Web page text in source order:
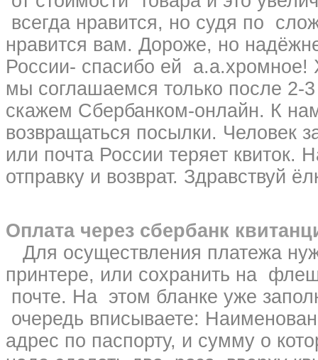
всегда нравится, но судя по
нравится вам. Дороже, но
России- спасибо ей а.а.хромное!
мы соглашаемся только после 2-
скажем Сбербанком-онлайн. К
возвращаться посылки. Человек
или почта России теряет
отправку и возврат. Здравствуй
Оплата через сбербанк
Для осуществления платежа
принтере, или сохранить на
почте. На этом бланке уже
очередь вписываете:
адрес по паспорту, и сумму о